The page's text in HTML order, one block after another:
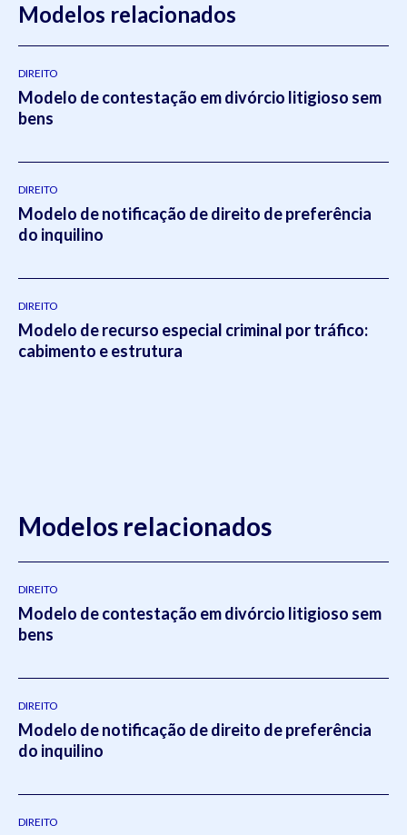
Modelos relacionados
DIREITO
Modelo de contestação em divórcio litigioso sem
bens
DIREITO
Modelo de notificação de direito de preferência
do inquilino
DIREITO
Modelo de recurso especial criminal por tráfico:
cabimento e estrutura
Modelos relacionados
DIREITO
Modelo de contestação em divórcio litigioso sem
bens
DIREITO
Modelo de notificação de direito de preferência
do inquilino
DIREITO